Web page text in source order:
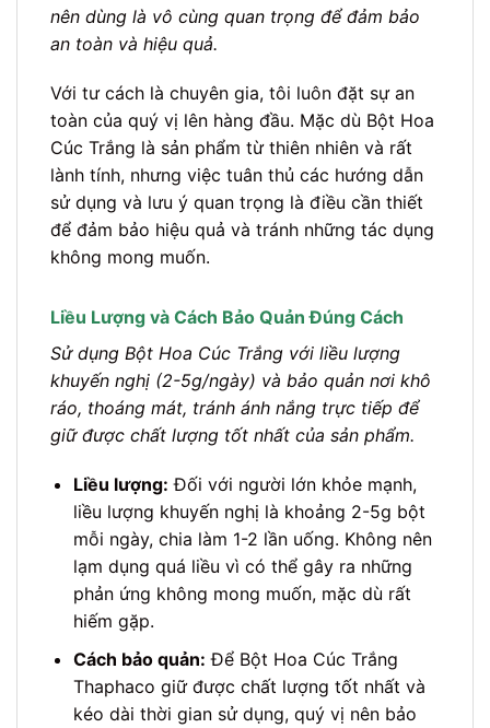
nên dùng là vô cùng quan trọng để đảm bảo
an toàn và hiệu quả.
Với tư cách là chuyên gia, tôi luôn đặt sự an
toàn của quý vị lên hàng đầu. Mặc dù Bột Hoa
Cúc Trắng là sản phẩm từ thiên nhiên và rất
lành tính, nhưng việc tuân thủ các hướng dẫn
sử dụng và lưu ý quan trọng là điều cần thiết
để đảm bảo hiệu quả và tránh những tác dụng
không mong muốn.
Liều Lượng và Cách Bảo Quản Đúng Cách
Sử dụng Bột Hoa Cúc Trắng với liều lượng
khuyến nghị (2-5g/ngày) và bảo quản nơi khô
ráo, thoáng mát, tránh ánh nắng trực tiếp để
giữ được chất lượng tốt nhất của sản phẩm.
Liều lượng: Đối với người lớn khỏe mạnh,
liều lượng khuyến nghị là khoảng 2-5g bột
mỗi ngày, chia làm 1-2 lần uống. Không nên
lạm dụng quá liều vì có thể gây ra những
phản ứng không mong muốn, mặc dù rất
hiếm gặp.
Cách bảo quản: Để Bột Hoa Cúc Trắng
Thaphaco giữ được chất lượng tốt nhất và
kéo dài thời gian sử dụng, quý vị nên bảo